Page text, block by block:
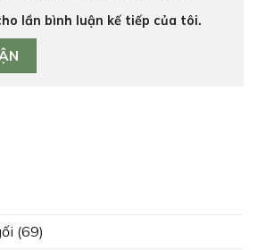
lần bình luận kế tiếp của tôi.
(69)